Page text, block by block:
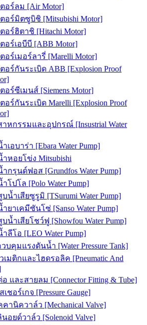
อร์ลม [Air Motor]
อร์มิตซูบิชิ [Mitsubishi Motor]
อร์ฮิตาชิ [Hitachi Motor]
อร์เอบีบี [ABB Motor]
อร์เมอร์ลารี่ [Marelli Motor]
อร์กันระเบิด ABB [Explosion Proof
อร์ซีเมนส์ [Siemens Motor]
อร์กันระเบิด Marelli [Explosion Proof
หกรรมและอุปกรณ์ [Insustrial Water
เอบาร่า [Ebara Water Pump]
หอยโข่ง Mitsubishi
กรุนด์ฟอส [Grundfos Water Pump]
โปโล [Polo Water Pump]
น้ำเสียซูรูมิ [TSurumi Water Pump]
ยาเคมีซันโซ่ [Sanso Water Pump]
น้ำเสียโชว์ฟู [Showfou Water Pump]
ลีโอ [LEO Water Pump]
บคุมแรงดันน้ำ [Water Pressure Tank]
มติกและไฮดรอลิค [Pneumatic And
และสายลม [Connector Fitting & Tube]
เชอร์เกจ [Pressure Gauge]
านิควาล์ว [Mechanical Valve]
อยด์วาล์ว [Solenoid Valve]